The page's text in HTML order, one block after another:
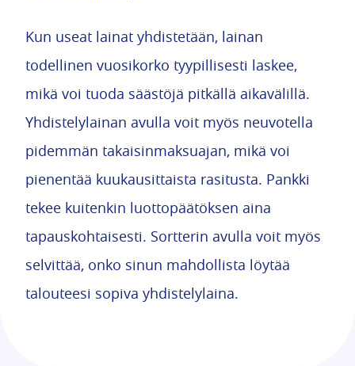
Kun useat lainat yhdistetään, lainan
todellinen vuosikorko tyypillisesti laskee,
mikä voi tuoda säästöjä pitkällä aikavälillä.
Yhdistelylainan avulla voit myös neuvotella
pidemmän takaisinmaksuajan, mikä voi
pienentää kuukausittaista rasitusta. Pankki
tekee kuitenkin luottopäätöksen aina
tapauskohtaisesti. Sortterin avulla voit myös
selvittää, onko sinun mahdollista löytää
talouteesi sopiva yhdistelylaina.